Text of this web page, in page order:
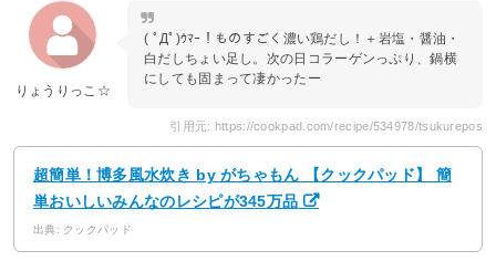
りょうりっこ☆
( ﾟДﾟ)ｳﾏｰ！ものすごく濃い鶏だし！＋岩塩・醤油・
白だしちょい足し。次の日コラーゲンっぷり、鍋横
にしても固まって凄かったー
引用元: https://cookpad.com/recipe/534978/tsukurepos
超簡単！博多風水炊き by がちゃもん 【クックパッド】 簡
単おいしいみんなのレシピが345万品
出典: クックパッド